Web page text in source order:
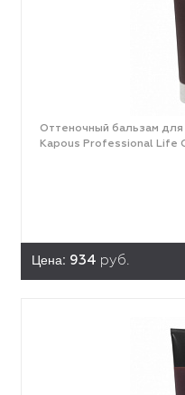
Оттеночный бальзам
Kapous Professional Life
Цена: 934 руб.